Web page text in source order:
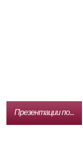
Презентации по...